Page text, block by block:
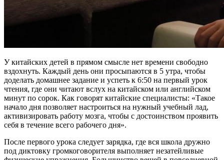
У китайских детей в прямом смысле нет времени свободно
вздохнуть. Каждый день они просыпаются в 5 утра, чтобы
доделать домашнее задание и успеть к 6:50 на первый урок
чтения, где они читают вслух на китайском или английском
минут по сорок. Как говорят китайские специалисты: «Такое
начало дня позволяет настроиться на нужный учебный лад,
активизировать работу мозга, чтобы с достоинством проявить
себя в течение всего рабочего дня».
После первого урока следует зарядка, где вся школа дружно
под диктовку громкоговорителя выполняет незатейливые